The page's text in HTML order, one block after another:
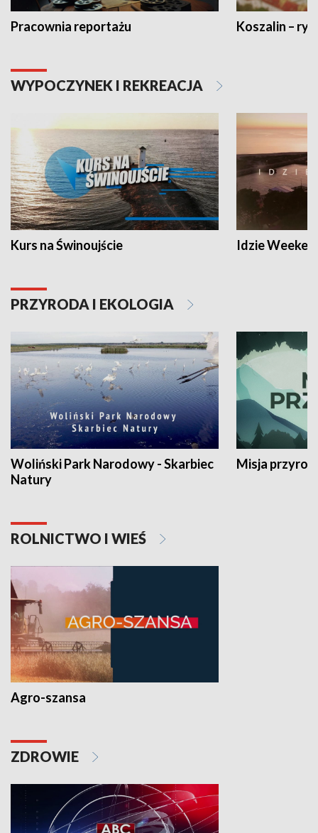
Pracownia reportażu Koszalin –
WYPOCZYNEK I REKREACJA
Kurs na Świnoujście Idzie
PRZYRODA I EKOLOGIA
Woliński Park Narodowy - Skarbiec
Natury
Misja
ROLNICTWO I WIEŚ
Agro-szansa
ZDROWIE